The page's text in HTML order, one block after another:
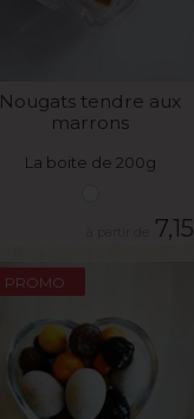
Nougats tendre aux
marrons
La boite de 200g
7,15
PROMO